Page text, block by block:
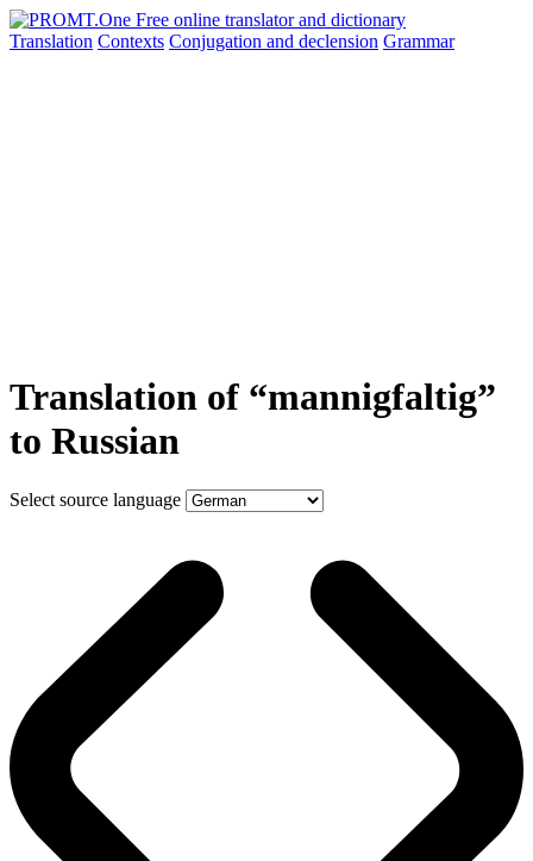
Translation Contexts Conjugation and declension Grammar
Translation of “mannigfaltig”
to Russian
Select source language